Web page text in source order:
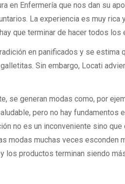
en Enfermería que nos dan su
La experiencia es muy
que terminar de hacer todos
en panificados y se estima
Sin embargo, Locati
se generan modas como, por
pero no hay fundamentos
no es un inconveniente sino
modas muchas veces esconden
los productos terminan siendo